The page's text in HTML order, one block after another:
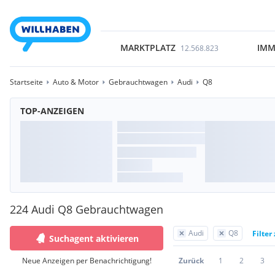
MARKTPLATZ 12.568.823
Startseite Auto & Motor Gebrauchtwagen Audi Q8
TOP-ANZEIGEN
224 Audi Q8 Gebrauchtwagen
Audi Q8 Filter
Zurück 1 2 3
Suchagent aktivieren
Neue Anzeigen per Benachrichtigung!